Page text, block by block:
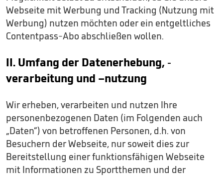
Webseite mit Werbung und Tracking (Nutzung mit
Werbung) nutzen möchten oder ein entgeltliches
Contentpass-Abo abschließen wollen.
II. Umfang der Datenerhebung, -
verarbeitung und –nutzung
Wir erheben, verarbeiten und nutzen Ihre
personenbezogenen Daten (im Folgenden auch
„Daten“) von betroffenen Personen, d.h. von
Besuchern der Webseite, nur soweit dies zur
Bereitstellung einer funktionsfähigen Webseite
mit Informationen zu Sportthemen und der